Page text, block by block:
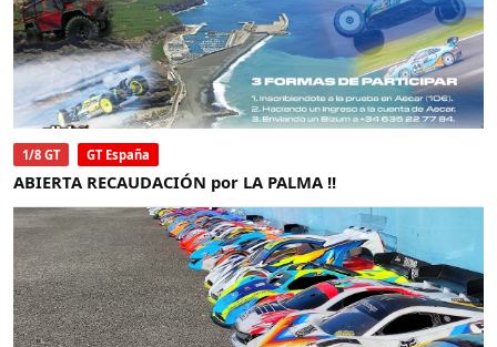
1/8 GT GT España
ABIERTA RECAUDACIÓN por LA PALMA !!